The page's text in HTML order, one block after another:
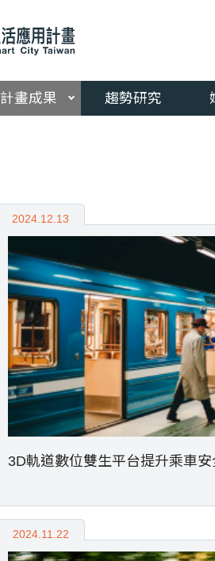
計畫成果 趨勢研究
2024.12.13
3D軌道數位雙生平台提升乘車安
2024.11.22